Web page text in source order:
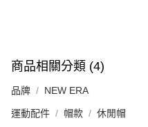
商品相關分類 (4)
品牌 NEW ERA
運動配件 帽款 休閒帽